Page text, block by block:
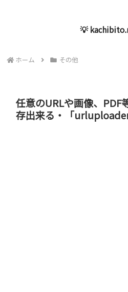
💡
ホーム その他
任意のURLや画像、
存出来る・「urluploader